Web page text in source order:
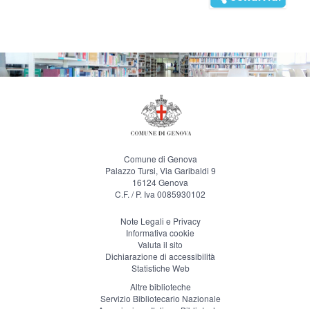
Comune di Genova
Palazzo Tursi, Via Garibaldi 9
16124 Genova
C.F. / P. Iva 0085930102
Note Legali e Privacy
Informativa cookie
Valuta il sito
Dichiarazione di accessibilità
Statistiche Web
Altre biblioteche
Servizio Bibliotecario Nazionale